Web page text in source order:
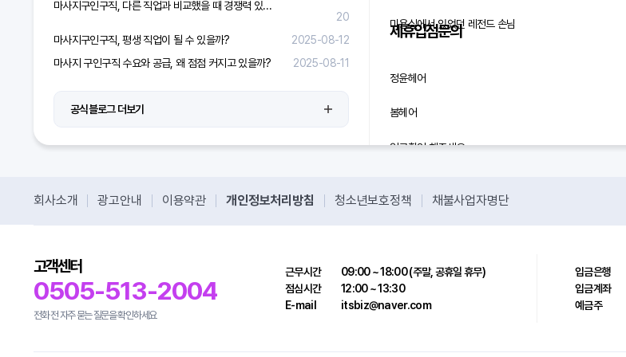
마사지구인구직, 다른 직업과 비교했을 때 경쟁력 있을까?
20
마사지구인구직, 평생 직업이 될 수 있을까?
2025-08-12
마사지 구인구직 수요와 공급, 왜 점점 커지고 있을까?
2025-08-11
공식블로그 더보기
미용실에서 있었던 레전드 손님
제휴입점문의
정윤헤어
봄헤어
입금확인 해주세요.
회사소개 광고안내 이용약관 개인정보처리방침 청소년보호정책 채불사업자명단
고객센터
0505-513-2004
전화 전 자주 묻는 질문을 확인하세요
근무시간
09:00 ~ 18:00 (주말, 공휴일 휴무)
점심시간
12:00 ~ 13:30
E-mail
itsbiz@naver.com
입금은행
입금계좌
예금주